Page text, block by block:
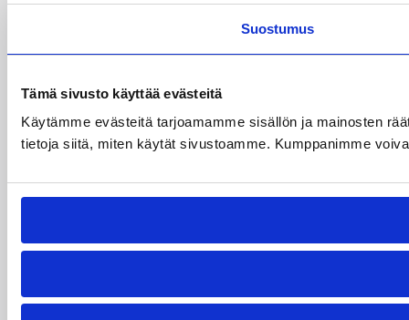
Suostumus
Tämä sivusto käyttää evästeitä
Käytämme evästeitä tarjoamamme sisällön ja mainosten
tietoja siitä, miten käytät sivustoamme. Kumppanimme